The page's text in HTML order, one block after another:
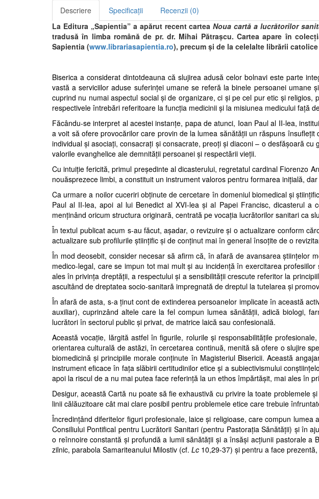
Descriere Specificații
Recenzii (0)
La Editura „Sapientia” a apărut recent carteaNoua cartă a lucrătorilor
tradusă în limba română de pr. dr. Mihai Pătrașcu. Cartea apare în
Sapientia (www.librariasapientia.ro), precum şi de la celelalte librării
Biserica a considerat dintotdeauna că slujirea adusă celor bolnavi este parte
vastă a serviciilor aduse suferinţei umane se referă la binele persoanei umane
cuprind nu numai aspectul social şi de organizare, ci şi pe cel pur etic şi
respectivele întrebări referitoare la funcţia medicinii şi la misiunea medicului faţă
Făcându-se interpret al acestei instanţe, papa de atunci, Ioan Paul al II-lea,
a voit să ofere provocărilor care provin de la lumea sănătăţii un răspuns însufleţit
individual şi asociaţi, consacraţi şi consacrate, preoţi şi diaconi – o desfăşoară cu
valorile evanghelice ale demnităţii persoanei şi respectării vieţii.
Cu intuiţie fericită, primul preşedinte al dicasterului, regretatul cardinal Fiorenzo
nouăsprezece limbi, a constituit un instrument valoros pentru formarea iniţială,
Ca urmare a noilor cuceriri obţinute de cercetare în domeniul biomedical şi
Paul al II-lea, apoi al lui Benedict al XVI-lea şi al Papei Francisc, dicasterul a
menţinând oricum structura originară, centrată pe vocaţia lucrătorilor sanitari ca
În textul publicat acum s-au făcut, aşadar, o revizuire şi o actualizare conform
actualizare sub profilurile ştiinţific şi de conţinut mai în general însoţite de o
În mod deosebit, consider necesar să afirm că, în afară de avansarea ştiinţelor
medico-legal, care se impun tot mai multşi au incidenţă în exercitarea profesiilor
ales în privinţa dreptăţii, a respectului şi a sensibilităţii crescute referitor la
ascultând de dreptatea socio-sanitară impregnată de dreptul la tutelarea şi
În afară de asta, s-a ţinut cont de extinderea persoanelor implicate în această
auxiliar), cuprinzând altele care la fel compun lumea sănătăţii, adică biologi,
lucrători în sectorul public şi privat, de matrice laică sau confesională.
Această vocaţie, lărgită astfel în figurile, rolurile şi responsabilităţile
orientarea culturală de astăzi, în cercetarea continuă, menită să ofere o slujire
biomedicină şi principiile morale conţinute în Magisteriul Bisericii. Această
instrument eficace în faţa slăbirii certitudinilor etice şi a subiectivismului
apoi la riscul de a nu mai putea face referinţă la un ethos împărtăşit, mai ales în
Desigur, această Cartă nu poate să fie exhaustivă cu privire la toate problemele
linii călăuzitoare cât mai clare posibil pentru problemele etice care trebuie
Încredinţând diferitelor figuri profesionale, laice şi religioase, care compun lumea
Consiliului Pontifical pentru Lucrătorii Sanitari (pentru Pastoraţia Sănătăţii) şi în
o reînnoire constantă şi profundă a lumii sănătăţii şi a însăşi acţiunii pastorale
zilnic, parabola Samariteanului Milostiv (cf. Lc 10,29-37) şi pentru a face